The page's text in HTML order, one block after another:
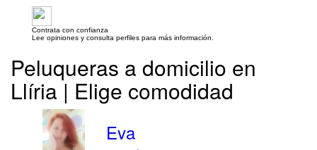
Contrata con confianza
Lee opiniones y consulta perfiles para más información.
Peluqueras a domicilio en
Llíria | Elige comodidad
Eva